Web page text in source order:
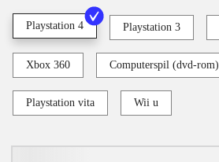
Playstation 4 Playstation 3
Xbox 360 Computerspil (dvd-rom)
Playstation vita Wii u